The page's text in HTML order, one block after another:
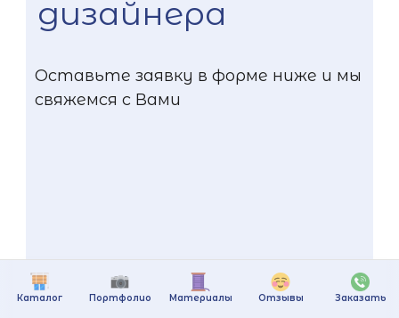
Каталог Портфолио Материалы Отзывы Заказать
дизайнера
Оставьте заявку в форме ниже и мы
свяжемся с Вами